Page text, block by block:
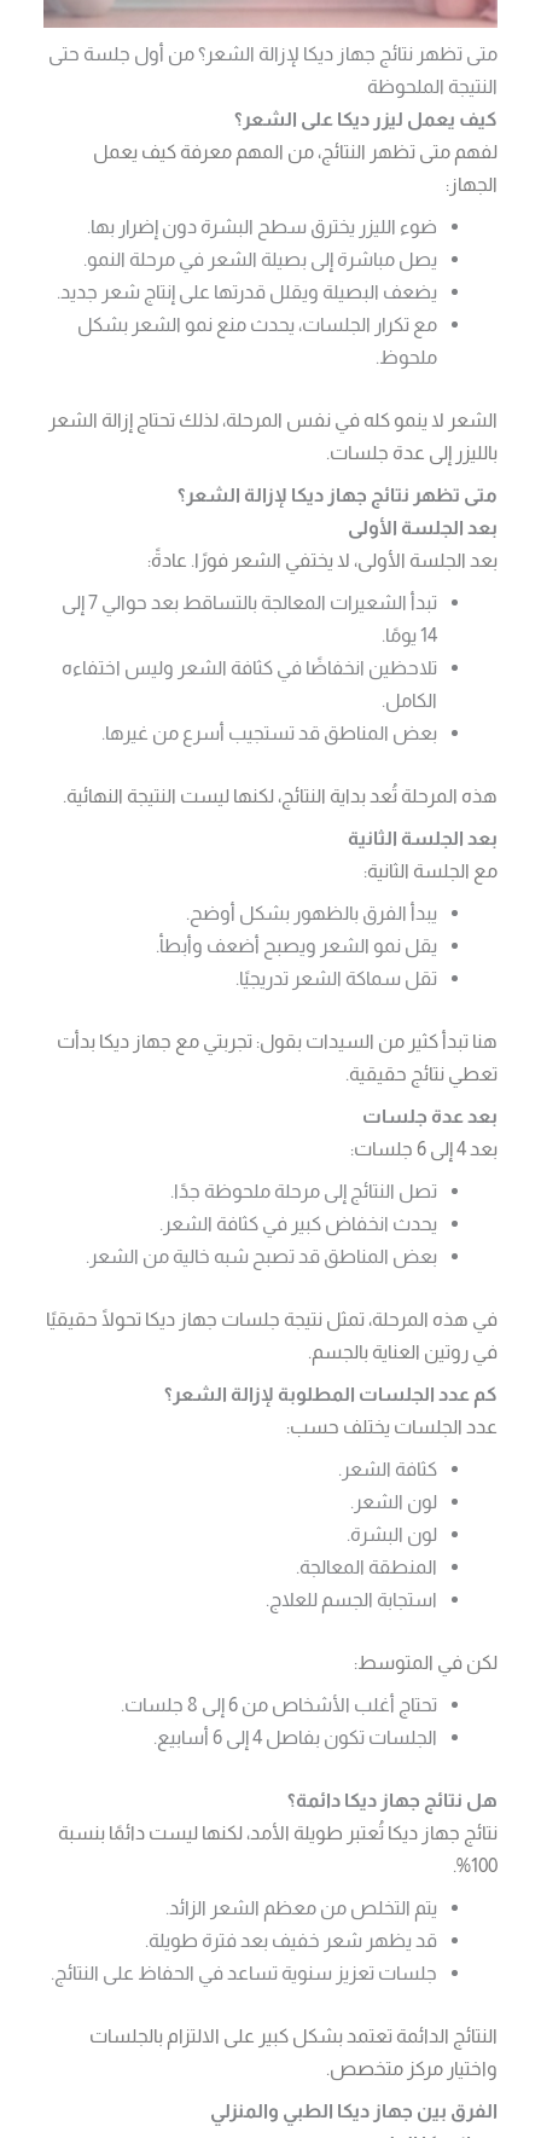
متى تظهر نتائج جهاز ديكا لإزالة الشعر؟ من أول جلسة حتى
النتيجة الملحوظة
كيف يعمل ليزر ديكا على الشعر؟
لفهم متى تظهر النتائج، من المهم معرفة كيف يعمل
الجهاز:
ضوء الليزر يخترق سطح البشرة دون إضرار بها.
يصل مباشرة إلى بصيلة الشعر في مرحلة النمو.
يضعف البصيلة ويقلل قدرتها على إنتاج شعر جديد.
مع تكرار الجلسات، يحدث منع نمو الشعر بشكل
ملحوظ.
الشعر لا ينمو كله في نفس المرحلة، لذلك تحتاج إزالة الشعر
بالليزر إلى عدة جلسات.
متى تظهر نتائج جهاز ديكا لإزالة الشعر؟
بعد الجلسة الأولى
بعد الجلسة الأولى، لا يختفي الشعر فورًا. عادةً:
تبدأ الشعيرات المعالجة بالتساقط بعد حوالي 7 إلى
14 يومًا.
تلاحظين انخفاضًا في كثافة الشعر وليس اختفاءه
الكامل.
بعض المناطق قد تستجيب أسرع من غيرها.
هذه المرحلة تُعد بداية النتائج، لكنها ليست النتيجة النهائية.
بعد الجلسة الثانية
مع الجلسة الثانية:
يبدأ الفرق بالظهور بشكل أوضح.
يقل نمو الشعر ويصبح أضعف وأبطأ.
تقل سماكة الشعر تدريجيًا.
هنا تبدأ كثير من السيدات بقول: تجربتي مع جهاز ديكا بدأت
تعطي نتائج حقيقية.
بعد عدة جلسات
بعد 4 إلى 6 جلسات:
تصل النتائج إلى مرحلة ملحوظة جدًا.
يحدث انخفاض كبير في كثافة الشعر.
بعض المناطق قد تصبح شبه خالية من الشعر.
في هذه المرحلة، تمثل نتيجة جلسات جهاز ديكا تحولًا حقيقيًا
في روتين العناية بالجسم.
كم عدد الجلسات المطلوبة لإزالة الشعر؟
عدد الجلسات يختلف حسب:
كثافة الشعر.
لون الشعر.
لون البشرة.
المنطقة المعالجة.
استجابة الجسم للعلاج.
لكن في المتوسط:
تحتاج أغلب الأشخاص من 6 إلى 8 جلسات.
الجلسات تكون بفاصل 4 إلى 6 أسابيع.
هل نتائج جهاز ديكا دائمة؟
نتائج جهاز ديكا تُعتبر طويلة الأمد، لكنها ليست دائمًا بنسبة
100%.
يتم التخلص من معظم الشعر الزائد.
قد يظهر شعر خفيف بعد فترة طويلة.
جلسات تعزيز سنوية تساعد في الحفاظ على النتائج.
النتائج الدائمة تعتمد بشكل كبير على الالتزام بالجلسات
واختيار مركز متخصص.
الفرق بين جهاز ديكا الطبي والمنزلي